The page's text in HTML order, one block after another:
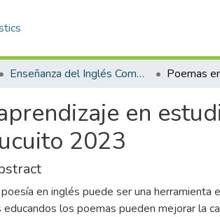
Enseñanza del Inglés Como Lengua Extranjera
en
2023
en inglés puede ser una herramienta
educandos los poemas pueden mejorar la